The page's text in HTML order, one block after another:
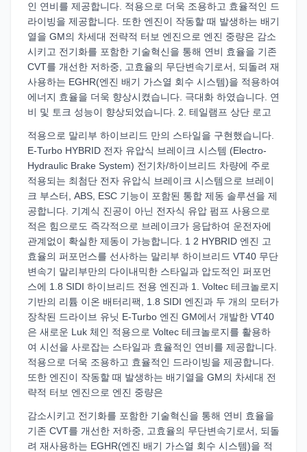
인 연비를 제공합니다. 적용으로 더욱 조용하고 효율적인 드
라이빙을 제공합니다. 또한 엔진이 작동할 때 발생하는 배기
열을 GM의 차세대 전략적 터보 엔진으로 엔진 중량은 감소
시키고 전기화를 포함한 기술혁신을 통해 연비 효율을 기존
CVT를 개선한 저하중, 고효율의 무단변속기로서, 되돌려 재
사용하는 EGHR(엔진 배기 가스열 회수 시스템)을 적용하여
에너지 효율을 더욱 향상시켰습니다. 극대화 하였습니다. 연
비 및 토크 성능이 향상되었습니다. 2. 테일램프 상단 로고
적용으로 말리부 하이브리드 만의 스타일을 구현했습니다.
E-Turbo HYBRID 전자 유압식 브레이크 시스템 (Electro-
Hydraulic Brake System) 전기차/하이브리드 차량에 주로
적용되는 최첨단 전자 유압식 브레이크 시스템으로 브레이
크 부스터, ABS, ESC 기능이 포함된 통합 제동 솔루션을 제
공합니다. 기계식 진공이 아닌 전자식 유압 펌프 사용으로
적은 힘으로도 즉각적으로 브레이크가 응답하여 운전자에
관계없이 확실한 제동이 가능합니다. 1 2 HYBRID 엔진 고
효율의 퍼포먼스를 선사하는 말리부 하이브리드 VT40 무단
변속기 말리부만의 다이내믹한 스타일과 압도적인 퍼포먼
스에 1.8 SIDI 하이브리드 전용 엔진과 1. Voltec 테크놀로지
기반의 리튬 이온 배터리팩, 1.8 SIDI 엔진과 두 개의 모터가
장착된 드라이브 유닛 E-Turbo 엔진 GM에서 개발한 VT40
은 새로운 Luk 체인 적용으로 Voltec 테크놀로지를 활용하
여 시선을 사로잡는 스타일과 효율적인 연비를 제공합니다.
적용으로 더욱 조용하고 효율적인 드라이빙을 제공합니다.
또한 엔진이 작동할 때 발생하는 배기열을 GM의 차세대 전
략적 터보 엔진으로 엔진 중량은
감소시키고 전기화를 포함한 기술혁신을 통해 연비 효율을
기존 CVT를 개선한 저하중, 고효율의 무단변속기로서, 되돌
려 재사용하는 EGHR(엔진 배기 가스열 회수 시스템)을 적